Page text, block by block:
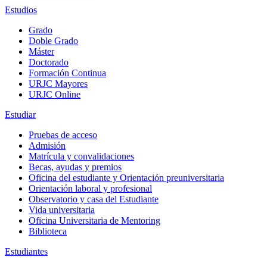
Estudios
Grado
Doble Grado
Máster
Doctorado
Formación Continua
URJC Mayores
URJC Online
Estudiar
Pruebas de acceso
Admisión
Matrícula y convalidaciones
Becas, ayudas y premios
Oficina del estudiante y Orientación preuniversitaria
Orientación laboral y profesional
Observatorio y casa del Estudiante
Vida universitaria
Oficina Universitaria de Mentoring
Biblioteca
Estudiantes